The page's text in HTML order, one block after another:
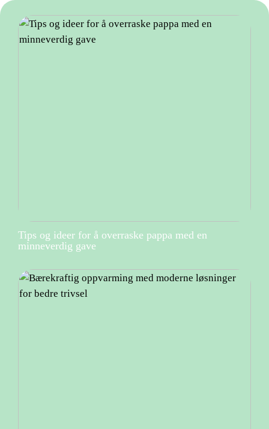
Tips og ideer for å overraske pappa med en
minneverdig gave